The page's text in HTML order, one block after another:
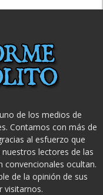
de los medios de
Contamos con más de
al esfuerzo que
lectores de las
convencionales ocultan.
de la opinión de sus
visitarnos.